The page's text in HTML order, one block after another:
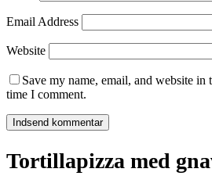
Email Address
Website
Save my name, email, and website
time I comment.
Tortillapizza med